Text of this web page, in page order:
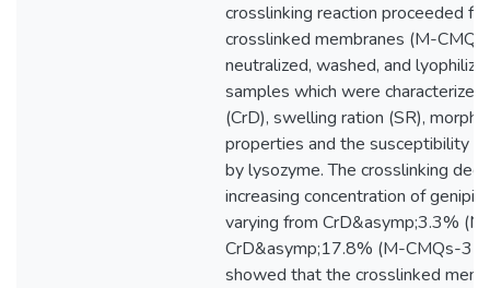
crosslinking reaction proceeded
crosslinked membranes (M-
neutralized, washed, and
samples which were
(CrD), swelling ration (SR),
properties and the susceptibility
by lysozyme. The crosslinking
increasing concentration of
varying from CrD&asymp;3.3%
CrD&asymp;17.8% (M-CMQs-
showed that the crosslinked